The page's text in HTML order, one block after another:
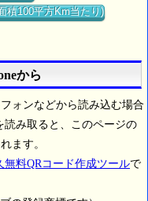
積100平方Km当たり)
から
ォンなどから読み込む場合
読み取ると、このページの
ます。
無料QRコード作成ツールで